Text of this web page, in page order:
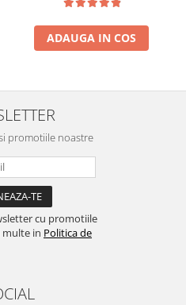
ADAUGA IN COS
promotiile noastre
cu promotiile
multe in Politica de